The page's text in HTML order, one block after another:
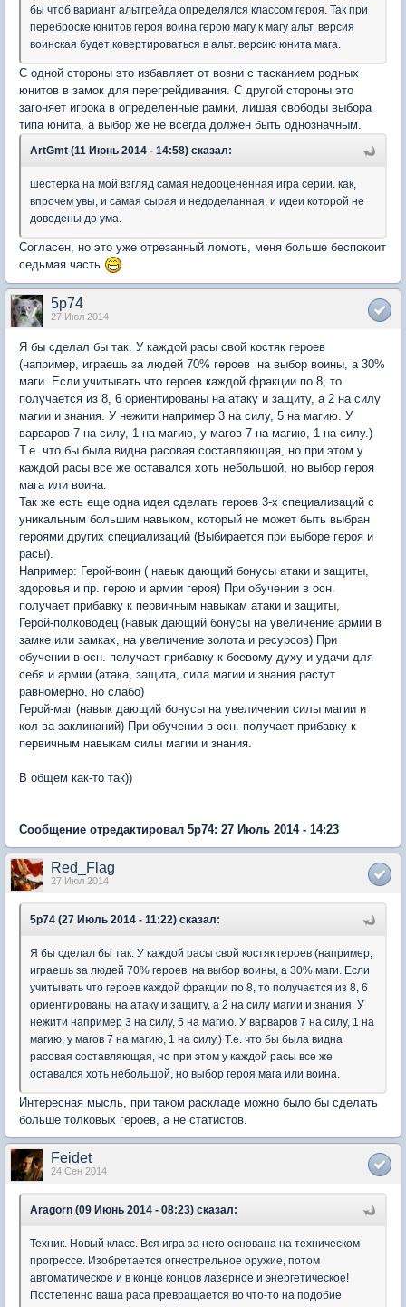
бы чтоб вариант альтгрейда определялся классом героя. Так при
переброске юнитов героя воина герою магу к магу альт. версия
воинская будет ковертироваться в альт. версию юнита мага.
С одной стороны это избавляет от возни с тасканием родных
юнитов в замок для перегрейдивания. С другой стороны это
загоняет игрока в определенные рамки, лишая свободы выбора
типа юнита, а выбор же не всегда должен быть однозначным.
ArtGmt (11 Июнь 2014 - 14:58) сказал:
шестерка на мой взгляд самая недооцененная игра серии. как,
впрочем увы, и самая сырая и недоделанная, и идеи которой не
доведены до ума.
Согласен, но это уже отрезанный ломоть, меня больше беспокоит
седьмая часть
5p74
27 Июл 2014
Я бы сделал бы так. У каждой расы свой костяк героев
(например, играешь за людей 70% героев на выбор воины, а 30%
маги. Если учитывать что героев каждой фракции по 8, то
получается из 8, 6 ориентированы на атаку и защиту, а 2 на силу
магии и знания. У нежити например 3 на силу, 5 на магию. У
варваров 7 на силу, 1 на магию, у магов 7 на магию, 1 на силу.)
Т.е. что бы была видна расовая составляющая, но при этом у
каждой расы все же оставался хоть небольшой, но выбор героя
мага или воина.
Так же есть еще одна идея сделать героев 3-х специализаций с
уникальным большим навыком, который не может быть выбран
героями других специализаций (Выбирается при выборе героя и
расы).
Например: Герой-воин ( навык дающий бонусы атаки и защиты,
здоровья и пр. герою и армии героя) При обучении в осн.
получает прибавку к первичным навыкам атаки и защиты,
Герой-полководец (навык дающий бонусы на увеличение армии в
замке или замках, на увеличение золота и ресурсов) При
обучении в осн. получает прибавку к боевому духу и удачи для
себя и армии (атака, защита, сила магии и знания растут
равномерно, но слабо)
Герой-маг (навык дающий бонусы на увеличении силы магии и
кол-ва заклинаний) При обучении в осн. получает прибавку к
первичным навыкам силы магии и знания.
В общем как-то так))
Сообщение отредактировал 5p74: 27 Июль 2014 - 14:23
Red_Flag
27 Июл 2014
5p74 (27 Июль 2014 - 11:22) сказал:
Я бы сделал бы так. У каждой расы свой костяк героев (например,
играешь за людей 70% героев на выбор воины, а 30% маги. Если
учитывать что героев каждой фракции по 8, то получается из 8, 6
ориентированы на атаку и защиту, а 2 на силу магии и знания. У
нежити например 3 на силу, 5 на магию. У варваров 7 на силу, 1 на
магию, у магов 7 на магию, 1 на силу.) Т.е. что бы была видна
расовая составляющая, но при этом у каждой расы все же
оставался хоть небольшой, но выбор героя мага или воина.
Интересная мысль, при таком раскладе можно было бы сделать
больше толковых героев, а не статистов.
Feidet
24 Сен 2014
Aragorn (09 Июнь 2014 - 08:23) сказал:
Техник. Новый класс. Вся игра за него основана на техническом
прогрессе. Изобретается огнестрельное оружие, потом
автоматическое и в конце концов лазерное и энергетическое!
Постепенно ваша раса превращается во что-то на подобие